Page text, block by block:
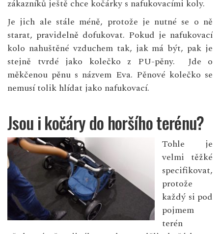
zákazníků ještě chce kočárky s nafukovacími koly.
Je jich ale stále méně, protože je nutné se o ně
starat, pravidelně dofukovat. Pokud je nafukovací
kolo nahuštěné vzduchem tak, jak má být, pak je
stejně tvrdé jako kolečko z PU-pěny. Jde o
měkčenou pěnu s názvem Eva. Pěnové kolečko se
nemusí tolik hlídat jako nafukovací.
Jsou i kočáry do horšího terénu?
Tohle je
velmi těžké
specifikovat,
protože
každý si pod
pojmem
terén